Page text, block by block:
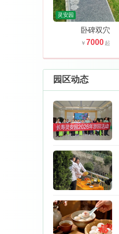
灵安园
卧碑双穴
7000
园区动态